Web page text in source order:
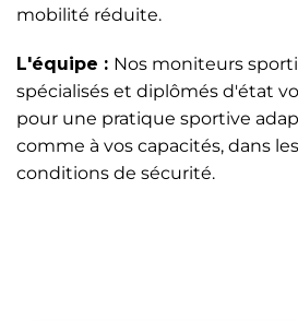
mobilité réduite.
L'équipe : Nos moniteurs
spécialisés et diplômés d'état
pour une pratique sportive
comme à vos capacités, dans
conditions de sécurité.